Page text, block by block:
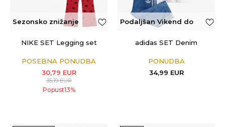
Sezonsko znižanje
NIKE SET Legging set
POSEBNA PONUDBA
30,79 EUR
35,19EUR
Popust13%
Podaljšan Vikend do
adidas SET Denim
PONUDBA
34,99 EUR